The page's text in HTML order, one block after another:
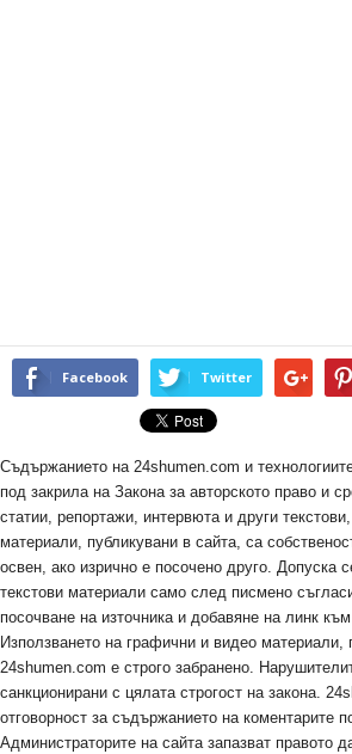
Facebook Twitter
Съдържанието на 24shumen.com и
под закрила на Закона за авторското право и
статии, репортажи, интервюта и други
материали, публикувани в сайта, са
освен, ако изрично е посочено друго. Допуска
текстови материали само след писмено
посочване на източника и добавяне на линк
Използването на графични и видео материали,
24shumen.com е строго забранено.
санкционирани с цялата строгост на закона.
отговорност за съдържанието на коментарите
Администраторите на сайта запазват правото